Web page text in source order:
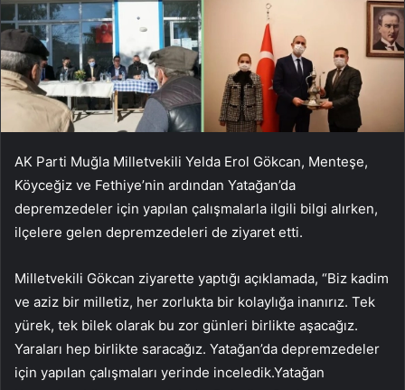
AK Parti Muğla Milletvekili Yelda Erol Gökcan, Menteşe,
Köyceğiz ve Fethiye’nin ardından Yatağan’da
depremzedeler için yapılan çalışmalarla ilgili bilgi alırken,
ilçelere gelen depremzedeleri de ziyaret etti.
Milletvekili Gökcan ziyarette yaptığı açıklamada, “Biz kadim
ve aziz bir milletiz, her zorlukta bir kolaylığa inanırız. Tek
yürek, tek bilek olarak bu zor günleri birlikte aşacağız.
Yaraları hep birlikte saracağız. Yatağan’da depremzedeler
için yapılan çalışmaları yerinde inceledik.Yatağan